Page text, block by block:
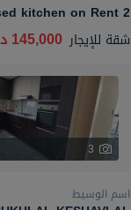
2 BR plus maid with closed kitchen on Rent
شقة للإيجار 145,000 درهم
3
اسم الوسيط